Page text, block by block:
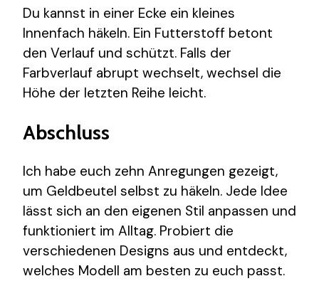
Du kannst in einer Ecke ein kleines
Innenfach häkeln. Ein Futterstoff betont
den Verlauf und schützt. Falls der
Farbverlauf abrupt wechselt, wechsel die
Höhe der letzten Reihe leicht.
Abschluss
Ich habe euch zehn Anregungen gezeigt,
um Geldbeutel selbst zu häkeln. Jede Idee
lässt sich an den eigenen Stil anpassen und
funktioniert im Alltag. Probiert die
verschiedenen Designs aus und entdeckt,
welches Modell am besten zu euch passt.